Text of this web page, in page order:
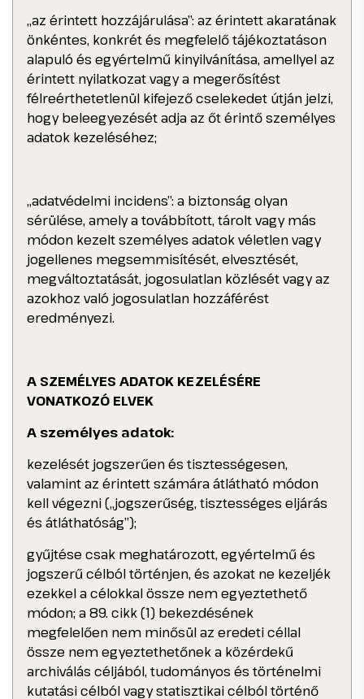
„az érintett hozzájárulása”: az érintett akaratának
önkéntes, konkrét és megfelelő tájékoztatáson
alapuló és egyértelmű kinyilvánítása, amellyel az
érintett nyilatkozat vagy a megerősítést
félreérthetetlenül kifejező cselekedet útján jelzi,
hogy beleegyezését adja az őt érintő személyes
adatok kezeléséhez;
„adatvédelmi incidens”: a biztonság olyan
sérülése, amely a továbbított, tárolt vagy más
módon kezelt személyes adatok véletlen vagy
jogellenes megsemmisítését, elvesztését,
megváltoztatását, jogosulatlan közlését vagy az
azokhoz való jogosulatlan hozzáférést
eredményezi.
A SZEMÉLYES ADATOK KEZELÉSÉRE
VONATKOZÓ ELVEK
A személyes adatok:
kezelését jogszerűen és tisztességesen,
valamint az érintett számára átlátható módon
kell végezni („jogszerűség, tisztességes eljárás
és átláthatóság”);
gyűjtése csak meghatározott, egyértelmű és
jogszerű célból történjen, és azokat ne kezeljék
ezekkel a célokkal össze nem egyeztethető
módon; a 89. cikk (1) bekezdésének
megfelelően nem minősül az eredeti céllal
össze nem egyeztethetőnek a közérdekű
archiválás céljából, tudományos és történelmi
kutatási célból vagy statisztikai célból történő